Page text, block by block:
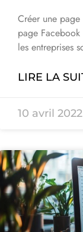
Créer une
page
les entreprises
LIRE LA
10 avril 2022